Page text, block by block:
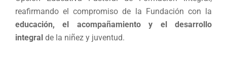
reafirmando el compromiso de la Fundación con la
educación, el acompañamiento y el desarrollo
integral de la niñez y juventud.